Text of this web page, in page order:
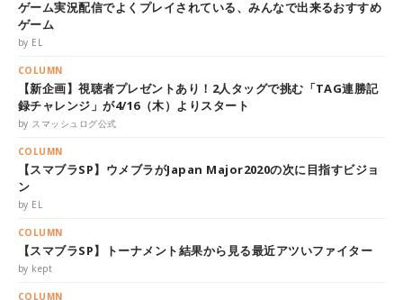
ゲーム実況配信でよくプレイされている、みんなで出来るおすすめ
ゲーム
by EL
COLUMN
【新企画】視聴者プレゼントあり！2人タッグで挑む「TAG連勝記
録チャレンジ」が4/16（木）よりスタート
by スマッシュログ公式
COLUMN
【スマブラSP】ウメブラがJapan Major2020の次に目指すビジョ
ン
by EL
COLUMN
【スマブラSP】トーナメント結果から見る最近アツいファイター
by kept
COLUMN